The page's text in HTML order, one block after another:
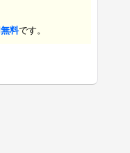
料です。